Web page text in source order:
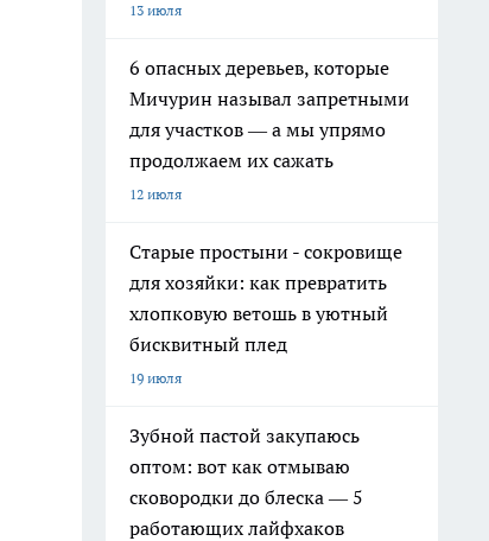
13 июля
6 опасных деревьев, которые
Мичурин называл запретными
для участков — а мы упрямо
продолжаем их сажать
12 июля
Старые простыни - сокровище
для хозяйки: как превратить
хлопковую ветошь в уютный
бисквитный плед
19 июля
Зубной пастой закупаюсь
оптом: вот как отмываю
сковородки до блеска — 5
работающих лайфхаков